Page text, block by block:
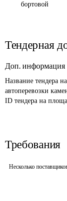
бортовой
Тендерная
Доп. информация
Название тендера
автоперевозки
ID тендера на
Требования
Несколько